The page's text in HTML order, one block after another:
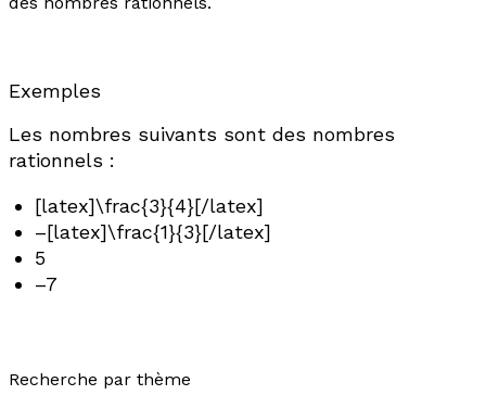
Exemples
Les nombres suivants sont des nombres
rationnels :
[latex]\frac{3}{4}[/latex]
–[latex]\frac{1}{3}[/latex]
5
–7
Recherche par thème